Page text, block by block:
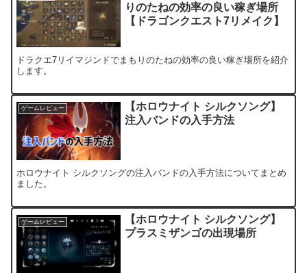
りのたねの効率の良い稼ぎ場所
【ドラゴンクエスト7リメイク】
ドラクエ7リイマジンドでまもりのたねの効率の良い稼ぎ場所を紹介
します。
ゲームレビュー
【ホロウナイト シルクソング】
注入バンドの入手方法
ホロウナイト シルクソングの注入バンドの入手方法についてまとめ
ました。
ゲームレビュー
【ホロウナイト シルクソング】
プラスミザンゴの出現場所